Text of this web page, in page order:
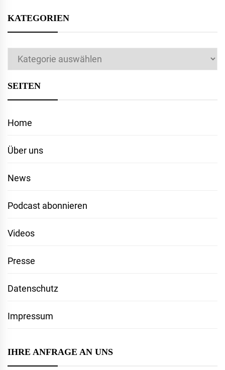
KATEGORIEN
Kategorien
SEITEN
Home
Über uns
News
Podcast abonnieren
Videos
Presse
Datenschutz
Impressum
IHRE ANFRAGE AN UNS